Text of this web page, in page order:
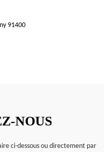
91400
NOUS
ci-dessous ou directement par